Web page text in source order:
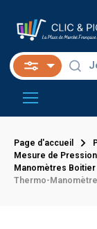
Page d'accueil
Mesure de
Manomètres
Thermo-